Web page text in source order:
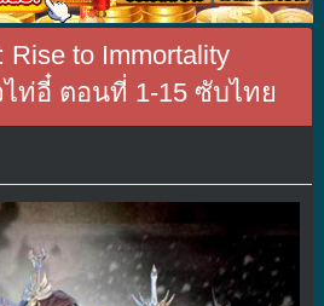
Rise to Immortality
ท่อี๋ ตอนที่ 1-15 ซับไทย